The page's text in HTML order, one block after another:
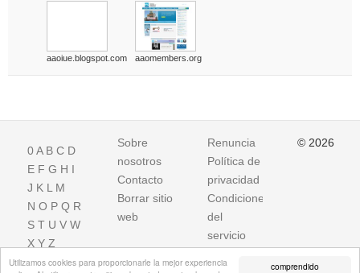
comprendido
Utilizamos cookies para proporcionarle la mejor experiencia
aaoiue.blogspot.com aaomembers.org
0A B C D
E F G H I
J K L M
N O P Q R
S T U V W
X Y Z
Sobre
nosotros
Contacto
Borrar sitio
web
Renuncia
Política de
privacidad
Condiciones
del
servicio
© 2026